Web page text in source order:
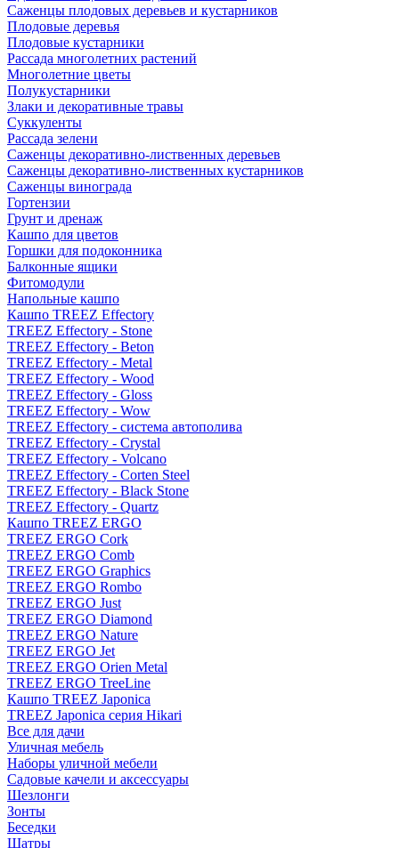
Саженцы плодовых деревьев и кустарников
Плодовые деревья
Плодовые кустарники
Рассада многолетних растений
Многолетние цветы
Полукустарники
Злаки и декоративные травы
Суккуленты
Рассада зелени
Саженцы декоративно-лиственных деревьев
Саженцы декоративно-лиственных кустарников
Саженцы винограда
Гортензии
Грунт и дренаж
Кашпо для цветов
Горшки для подоконника
Балконные ящики
Фитомодули
Напольные кашпо
Кашпо TREEZ Effectory
TREEZ Effectory - Stone
TREEZ Effectory - Beton
TREEZ Effectory - Metal
TREEZ Effectory - Wood
TREEZ Effectory - Gloss
TREEZ Effectory - Wow
TREEZ Effectory - система автополива
TREEZ Effectory - Crystal
TREEZ Effectory - Volcano
TREEZ Effectory - Corten Steel
TREEZ Effectory - Black Stone
TREEZ Effectory - Quartz
Кашпо TREEZ ERGO
TREEZ ERGO Cork
TREEZ ERGO Comb
TREEZ ERGO Graphics
TREEZ ERGO Rombo
TREEZ ERGO Just
TREEZ ERGO Diamond
TREEZ ERGO Nature
TREEZ ERGO Jet
TREEZ ERGO Orien Metal
TREEZ ERGO TreeLine
Кашпо TREEZ Japonica
TREEZ Japonica серия Hikari
Все для дачи
Уличная мебель
Наборы уличной мебели
Садовые качели и аксессуары
Шезлонги
Зонты
Беседки
Шатры